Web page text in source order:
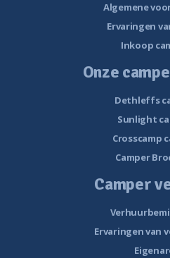
Algemene
Ervaringen
Inkoop
Onze
Dethleffs
Sunlight
Crosscamp
Camper
Camper
Ervaringen van